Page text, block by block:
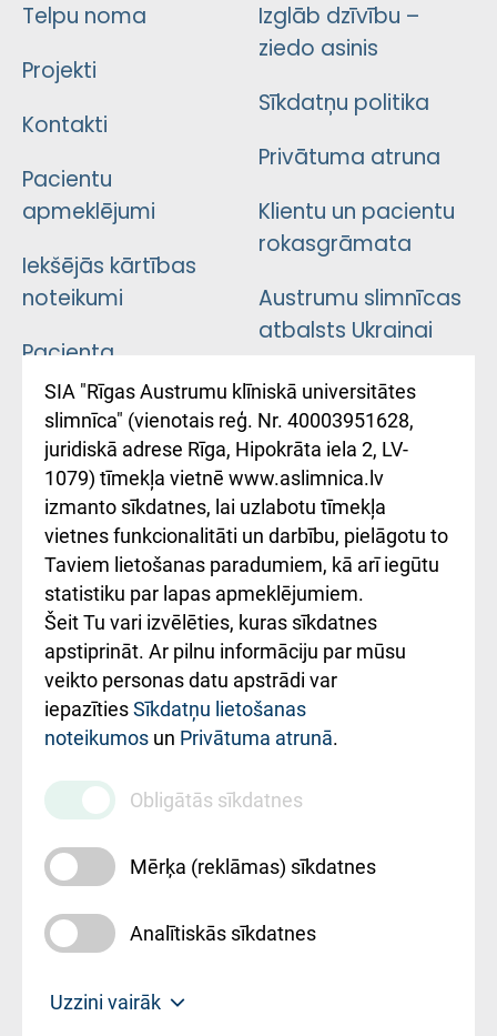
Telpu noma
Projekti
Kontakti
Pacientu
apmeklējumi
Iekšējās kārtības
noteikumi
Pacienta
atsauksmju/sūdzību
iesniegšanas
kārtība
Kā pie mums nokļūt
Rēķinu apmaksas
ceļvedis
Rekvizīti un
ārstniecības
iestādes kods
010000234
Maksas
pakalpojumu
cenrādis
Izglāb dzīvību –
ziedo asinis
Sīkdatņu politika
Privātuma atruna
Klientu un pacientu
rokasgrāmata
Austrumu slimnīcas
atbalsts Ukrainai
Підтримка Східної
лікарні та співпраця з
Україною
SIA "Rīgas Austrumu klīniskā universitātes
slimnīca" (vienotais reģ. Nr. 40003951628,
juridiskā adrese Rīga, Hipokrāta iela 2, LV-
1079) tīmekļa vietnē www.aslimnica.lv
izmanto sīkdatnes, lai uzlabotu tīmekļa
vietnes funkcionalitāti un darbību, pielāgotu to
Taviem lietošanas paradumiem, kā arī iegūtu
statistiku par lapas apmeklējumiem.
Šeit Tu vari izvēlēties, kuras sīkdatnes
apstiprināt. Ar pilnu informāciju par mūsu
veikto personas datu apstrādi var
iepazītiesSīkdatņu lietošanas
noteikumos un Privātuma atrunā.
Obligātās sīkdatnes
Mērķa (reklāmas) sīkdatnes
Analītiskās sīkdatnes
Uzzini vairāk